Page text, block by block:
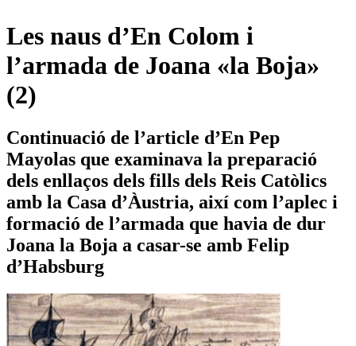
Les naus d’En Colom i
l’armada de Joana «la Boja»
(2)
Continuació de l’article d’En Pep
Mayolas que examinava la preparació
dels enllaços dels fills dels Reis Catòlics
amb la Casa d’Àustria, així com l’aplec i
formació de l’armada que havia de dur
Joana la Boja a casar-se amb Felip
d’Habsburg